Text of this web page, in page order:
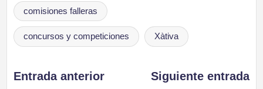
Etiquetas:
comisiones falleras
concursos y competiciones Xàtiva
Navegación
Entrada anterior Siguiente entrada